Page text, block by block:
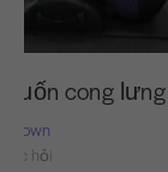
uốn cong lưng
Brown
hỏi